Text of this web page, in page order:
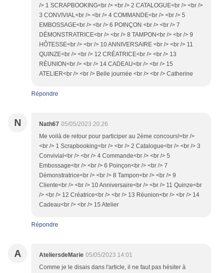
/> 1 SCRAPBOOKING<br /> <br /> 2 CATALOGUE<br /> <br />
3 CONVIVIAL<br /> <br /> 4 COMMANDE<br /> <br /> 5
EMBOSSAGE<br /> <br /> 6 POINÇON <br /> <br /> 7
DÉMONSTRATRICE<br /> <br /> 8 TAMPON<br /> <br /> 9
HÔTESSE<br /> <br /> 10 ANNIVERSAIRE <br /> <br /> 11
QUINZE<br /> <br /> 12 CRÉATRICE<br /> <br /> 13
RÉUNION<br /> <br /> 14 CADEAU<br /> <br /> 15
ATELIER<br /> <br /> Belle journée <br /> <br /> Catherine
Répondre
N Nath67 05/05/2023 20:26
Me voilà de retour pour participer au 2ème concours!<br />
<br /> 1 Scrapbooking<br /> <br /> 2 Catalogue<br /> <br /> 3
Convivial<br /> <br /> 4 Commande<br /> <br /> 5
Embossage<br /> <br /> 6 Poinçon<br /> <br /> 7
Démonstratrice<br /> <br /> 8 Tampon<br /> <br /> 9
Cliente<br /> <br /> 10 Anniversaire<br /> <br /> 11 Quinze<br
/> <br /> 12 Créatrice<br /> <br /> 13 Réunion<br /> <br /> 14
Cadeau<br /> <br /> 15 Atelier
Répondre
A AteliersdeMarie 05/05/2023 14:01
Comme je le disais dans l'article, il ne faut pas hésiter à